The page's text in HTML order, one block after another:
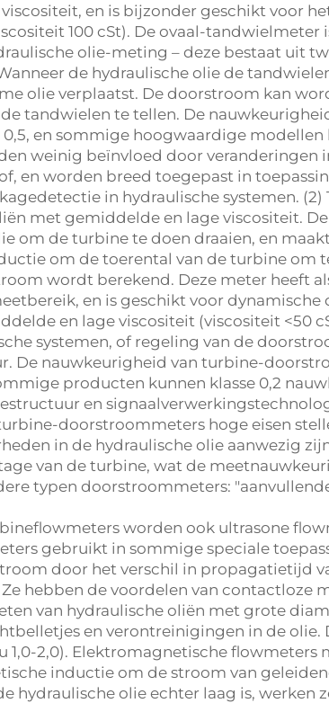
en is bijzonder geschikt voor
100 cSt). De ovaal-tandwielmeter
olie-meting – deze bestaat uit
de hydraulische olie de
olie verplaatst. De doorstroom kan
tandwielen te tellen. De
en sommige hoogwaardige modellen
weinig beïnvloed door veranderingen
en worden breed toegepast in
in hydraulische systemen.
met gemiddelde en lage viscositeit.
om de turbine te doen draaien, en
om de toerental van de turbine om
wordt berekend. Deze meter heeft
en is geschikt voor
en lage viscositeit (viscositeit <50
systemen, of regeling van de
De nauwkeurigheid van turbine-
producten kunnen klasse 0,2
en
doorstroommeters hoge eisen
in de hydraulische olie aanwezig
van de turbine, wat de
typen doorstroommeters:
worden ook ultrasone
gebruikt in sommige speciale
door het verschil in propagatietijd
hebben de voordelen van contactloze
van hydraulische oliën met grote
en verontreinigingen in de olie.
1,0-2,0). Elektromagnetische flowmeters
inductie om de stroom van
hydraulische olie echter laag is, werken